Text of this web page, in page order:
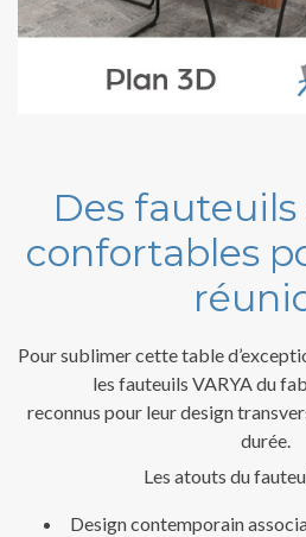
Des
confortables
Pour sublimer cette table
les fauteuils VARYA du
reconnus pour leur design
durée.
Les atouts du
Design contemporain